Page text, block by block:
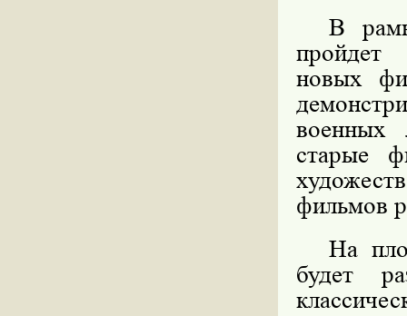
В
пройдет
новых
военных
старые
фильмов
На
будет